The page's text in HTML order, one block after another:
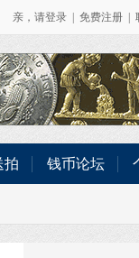
亲，请登录 免费注册
拍 钱币论坛